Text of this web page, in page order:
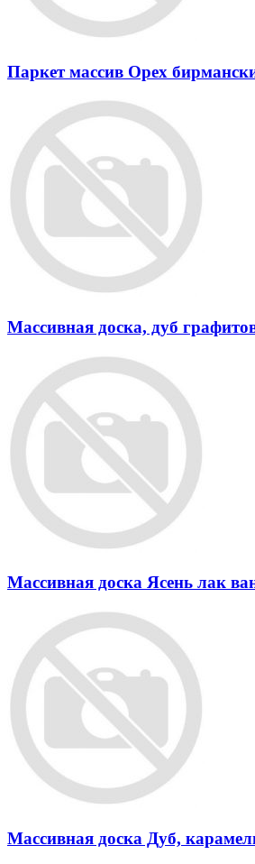
Паркет массив Орех
Массивная доска, дуб
Массивная доска Ясень лак
Массивная доска Дуб,